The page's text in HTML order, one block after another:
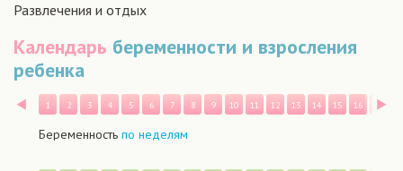
Развлечения и отдых
Календарь беременности и взросления
ребенка
Назад
1 2 3 4 5 6 7 8 9 10 11 12 13 14 15 16 17
Беременность по неделям